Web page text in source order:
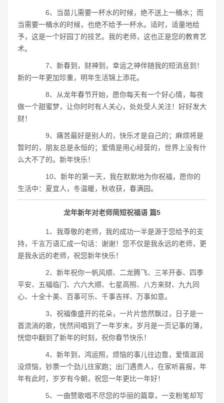
6、当苗儿需要一杯水的时候，绝不送上一桶水；而
当需要一桶水的时候，也绝不给予一杯水。适时，适量地给
予，这是一个好园丁的技艺。我的老师，这也正是您的教育艺
术。
7、新春到，财神到，幸运之神伴随我的短消息到！
新的一年更加珍重，明年生活锦上添花。
8、从龙年春节开始，愿你每天有一个好心情，每夜
做一个甜蜜梦，让你时时有人关心，处处受人关注！好好发大
财！
9、痛苦最好是别人的，快乐才是自己的；麻烦将是
暂时的，朋友总是永恒的；爱情是用心经营的，世界上没有什
么大不了的。新年快乐！
10、新年的第一天，我在默默地为你祝福，愿你的
生活中：夏宜人，冬温暖，秋收获，春满园。
龙年新年对老师简短祝福语 篇5
1、我尊敬的老师，我的成功一半是源于您给予的支
持，千言万语汇成一句话：谢谢！您不仅是我永远的老师，更
是我永远的老师，祝您新年快乐！
2、新年祝你一帆风顺、二龙腾飞、三羊开泰、四季
平安、五福临门、六六大顺、七星高照、八方来财、九九同
心、十全十美、百事可乐、千事吉祥、万事如意。
3、祝福像盛开的花朵，一片片悠然飘过，日子是一
首流淌的歌，恍然间唱到了一年岁末，岁月是一页记事的薄，
恍惚中翻到了新年的时刻，祝你春节快乐！
4、新年到，鸿运照，烦恼的事儿往边靠，爱情滋润
没烦恼，钞票一个劲儿往家跑；出门遇贵人，在家听喜报，年
年有此时，岁岁有今朝，祝您一年更比一年好！
5、一曲赞歌唱不尽您的华丽的篇章，一支粉笔却写